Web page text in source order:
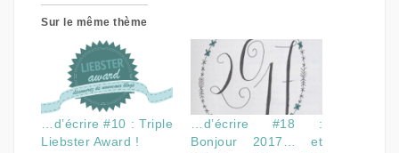
Sur le même thème
…d’écrire #10 : Triple
Liebster Award !
…d’écrire #18 :
Bonjour 2017… et